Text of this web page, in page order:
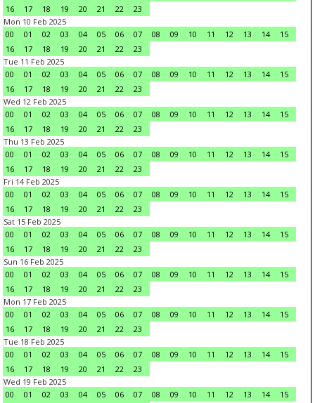
16
17 18 19 20 21 22
23
Mon 10 Feb 2025
00
01 02 03 04 05 06 07 08 09 10 11 12 13 14
15
16
17 18 19 20 21 22
23
Tue 11 Feb 2025
00
01 02 03 04 05 06 07 08 09 10 11 12 13 14
15
16
17 18 19 20 21 22
23
Wed 12 Feb 2025
00
01 02 03 04 05 06 07 08 09 10 11 12 13 14
15
16
17 18 19 20 21 22
23
Thu 13 Feb 2025
00
01 02 03 04 05 06 07 08 09 10 11 12 13 14
15
16
17 18 19 20 21 22
23
Fri 14 Feb 2025
00
01 02 03 04 05 06 07 08 09 10 11 12 13 14
15
16
17 18 19 20 21 22
23
Sat 15 Feb 2025
00
01 02 03 04 05 06 07 08 09 10 11 12 13 14
15
16
17 18 19 20 21 22
23
Sun 16 Feb 2025
00
01 02 03 04 05 06 07 08 09 10 11 12 13 14
15
16
17 18 19 20 21 22
23
Mon 17 Feb 2025
00
01 02 03 04 05 06 07 08 09 10 11 12 13 14
15
16
17 18 19 20 21 22
23
Tue 18 Feb 2025
00
01 02 03 04 05 06 07 08 09 10 11 12 13 14
15
16
17 18 19 20 21 22
23
Wed 19 Feb 2025
00
01 02 03 04 05 06 07 08 09 10 11 12 13 14
15